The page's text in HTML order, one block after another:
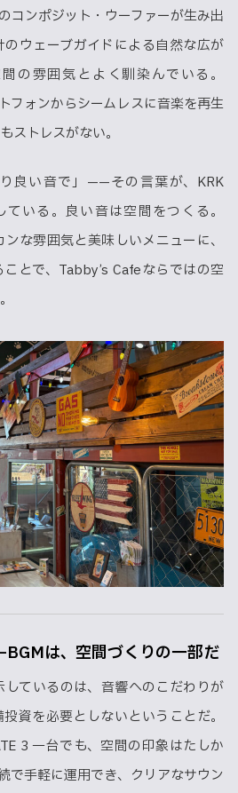
コンポジット・ウーファーが生み出
ウェーブガイドによる自然な広が
の雰囲気とよく馴染んでいる。
フォンからシームレスに音楽を再生
ストレスがない。
良い音で」——その言葉が、KRK
ている。良い音は空間をつくる。
な雰囲気と美味しいメニューに、
とで、Tabbyʼs Cafeならではの空
は、空間づくりの一部だ
しているのは、音響へのこだわりが
資を必要としないということだ。
3 一台でも、空間の印象はたしか
で手軽に運用でき、クリアなサウン